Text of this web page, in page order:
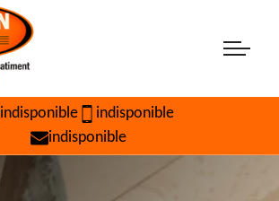
indisponible
indisponible
indisponible